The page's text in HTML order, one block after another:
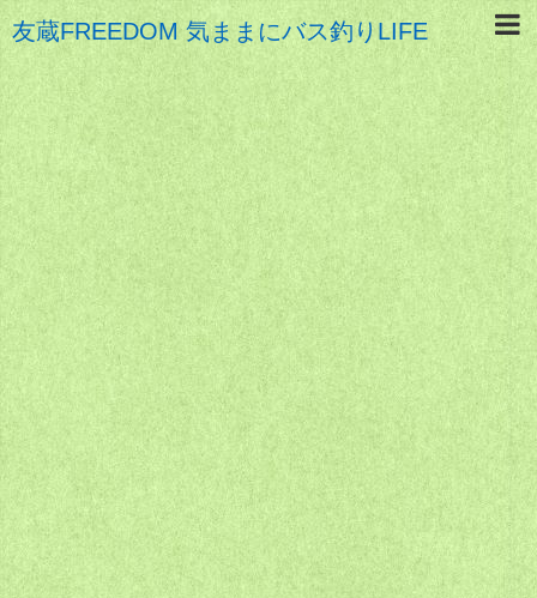
友蔵FREEDOM 気ままにバス釣りLIFE